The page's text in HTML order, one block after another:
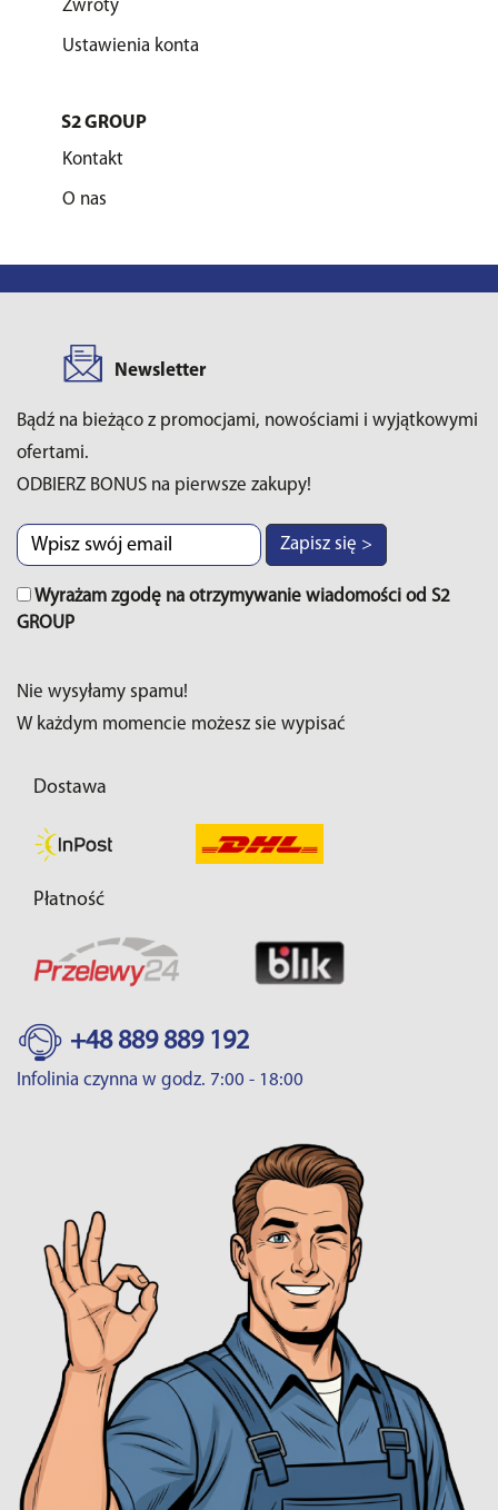
Zwroty
Ustawienia konta
S2 GROUP
Kontakt
O nas
Newsletter
Bądź na bieżąco z promocjami, nowościami i wyjątkowymi
ofertami.
ODBIERZ BONUS na pierwsze zakupy!
Zapisz się >
Wyrażam zgodę na otrzymywanie wiadomości od S2
GROUP
Nie wysyłamy spamu!
W każdym momencie możesz sie wypisać
Dostawa
Płatność
+48 889 889 192
Infolinia czynna w godz. 7:00 - 18:00